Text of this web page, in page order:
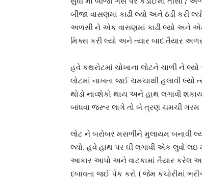
બીજા વાસણમાં કાઢી લ્યો અને ઠંડી કરી
અળસી ને એક વાસણમાં કાઢી લ્યો અને
મિક્સ કરી લ્યો અને ત્યાર બાદ તૈયાર
હવે કથરોટમાં ચોખાના લોટને ચાળી ને
લોટમાં નાખતા જઈ ચમચાથી હલાવી લ્યો
થોડો નાવ્શેકો થાય અને હાથ લગાવી
બાંધવા જરૂર લાગે તો બે ત્રણ ચમચી ગરમ
લોટ ને બરોબર મસળીને મુલાયમ બનાવી
લ્યો. હવે હાથ પર ઘી લગાવી એક લુવો
આકાર આપો અને વાટકામાં તૈયાર કરેલ
દબાવતા જઈ પેક કરો ( જેમ કચોરીમાં